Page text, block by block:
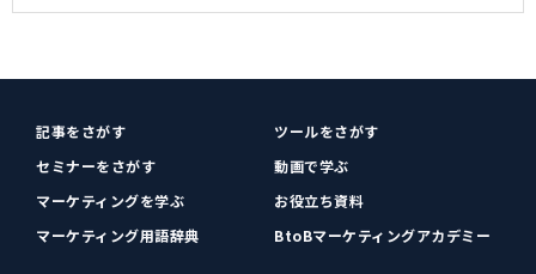
記事をさがす
ツールをさがす
セミナーをさがす
動画で学ぶ
マーケティングを学ぶ
お役立ち資料
マーケティング用語辞典
BtoBマーケティングアカデミー